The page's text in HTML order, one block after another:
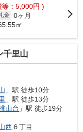
等：5,000円 )
金 0ヶ月
㎡
千里山
」駅 徒歩10分
」駅 徒歩13分
山台 」駅 徒歩19分
西６丁目